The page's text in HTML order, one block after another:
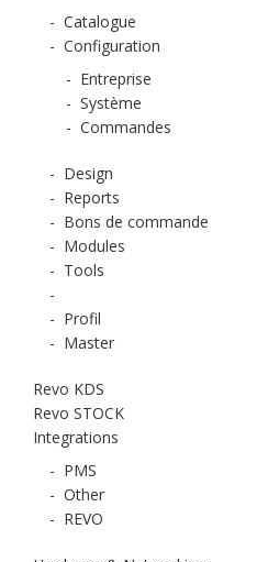
- Catalogue
- Configuration
- Entreprise
- Système
- Commandes
- Design
- Reports
- Bons de commande
- Modules
- Tools
-
- Profil
- Master
Revo KDS
Revo STOCK
Integrations
- PMS
- Other
- REVO